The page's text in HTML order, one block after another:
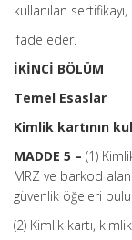
kullanılan sertifikayı,
ifade eder.
İKİNCİ BÖLÜM
Temel Esaslar
Kimlik kartının
MADDE 5 – (1)
MRZ ve barkod
güvenlik öğeleri
(2) Kimlik kartı,